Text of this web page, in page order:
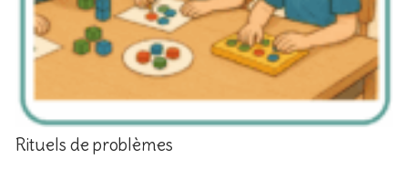
Rituels de problèmes